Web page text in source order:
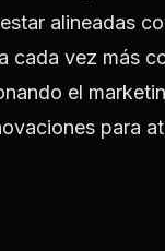
alineadas
cada vez más
el
para